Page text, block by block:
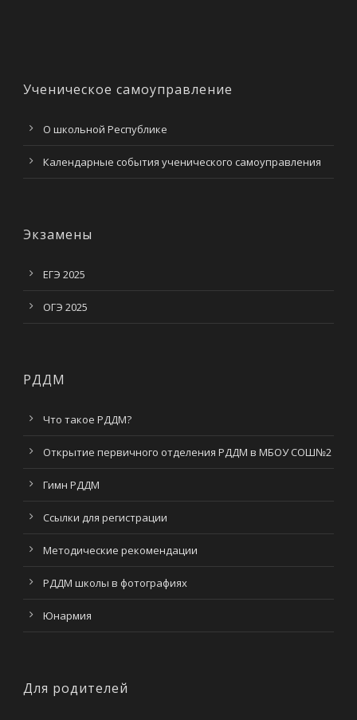
Ученическое самоуправление
О школьной Республике
Календарные события ученического самоуправления
Экзамены
ЕГЭ 2025
ОГЭ 2025
РДДМ
Что такое РДДМ?
Открытие первичного отделения РДДМ в МБОУ СОШ№2
Гимн РДДМ
Ссылки для регистрации
Методические рекомендации
РДДМ школы в фотографиях
Юнармия
Для родителей